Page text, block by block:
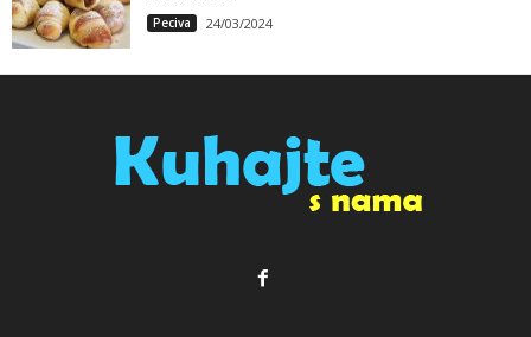
Peciva 24/03/2024